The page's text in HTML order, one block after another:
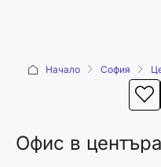
ПРОДАЙНачало София
Офис в